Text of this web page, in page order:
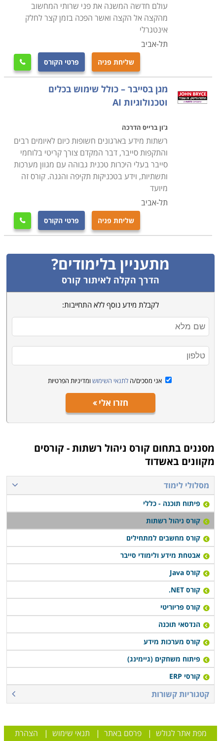
במסגרת לימודי ניהול רשתות רוכשים המשתתפים ידע
בהקמת רשת תקשורת לעסקים, בניהול מחשבים בה,
אבטחת מידע, תמיכה וטיפול ברשת ובתחומים רבים נוספים
מנהלי הרשת הם למעשה האנשים השולטים על מעבר
המידע בארגון ומאפשרים לו לתפקד. יתרה מכך, הם גם
שהאקרים לא יוכלו לפרוץ אליה.
הלימודים מתקיימים בשפות שונות ונערכים במוקדים שונים
ברחבי הארץ, כגון: באר שבע, פתח תקווה, רמת גן, תל
אביב, ראשון לציון, קריות ועוד. שימו לב כי ל
מוקדשת באתר קטגוריה נפרדת.
עולם חדשה המשנה את פני שרותי המחשוב
מהקצה אל הקצה ואשר הפכה בזמן קצר לחלק
אינטגרלי
תל-אביב
שליחת פניה פרטי הקורס 
מגן בסייבר – כולל שימוש בכלים
וטכנולוגיות AI
ג'ון ברייס הדרכה
רשתות מידע בארגונים חשופות כיום לאיומים רבים
והתקפות סייבר, דבר המקדם צורך קריטי בלוחמי
סייבר בעלי היכרות טכנית גבוהה עם מגוון מערכות
ותשתיות, וידע בטכניקות תקיפה והגנה. קורס זה
מיועד
תל-אביב
שליחת פניה פרטי הקורס 
מתעניין בלימודים?
הדרך הקלה לאיתור קורס
לקבלת מידע נוסף ללא התחייבות:
אני מסכים/ה לתנאי השימוש ומדיניות הפרטיות
חזרו אלי
מסננים בתחום קורס ניהול רשתות - קורסים
מקוונים באשדוד
מסלולי לימוד
פיתוח תוכנה - כללי
קורס ניהול רשתות
קורס מחשבים למתחילים
אבטחת מידע ולימודי סייבר
קורס Java
קורס NET.
קורס פריוריטי
הנדסאי תוכנה
קורס מערכות מידע
פיתוח משחקים (גיימינג)
קורסי ERP
קטגוריות קשורות
מפת אתר לגולש |פרסם באתר | תנאי שימוש | הצהרת